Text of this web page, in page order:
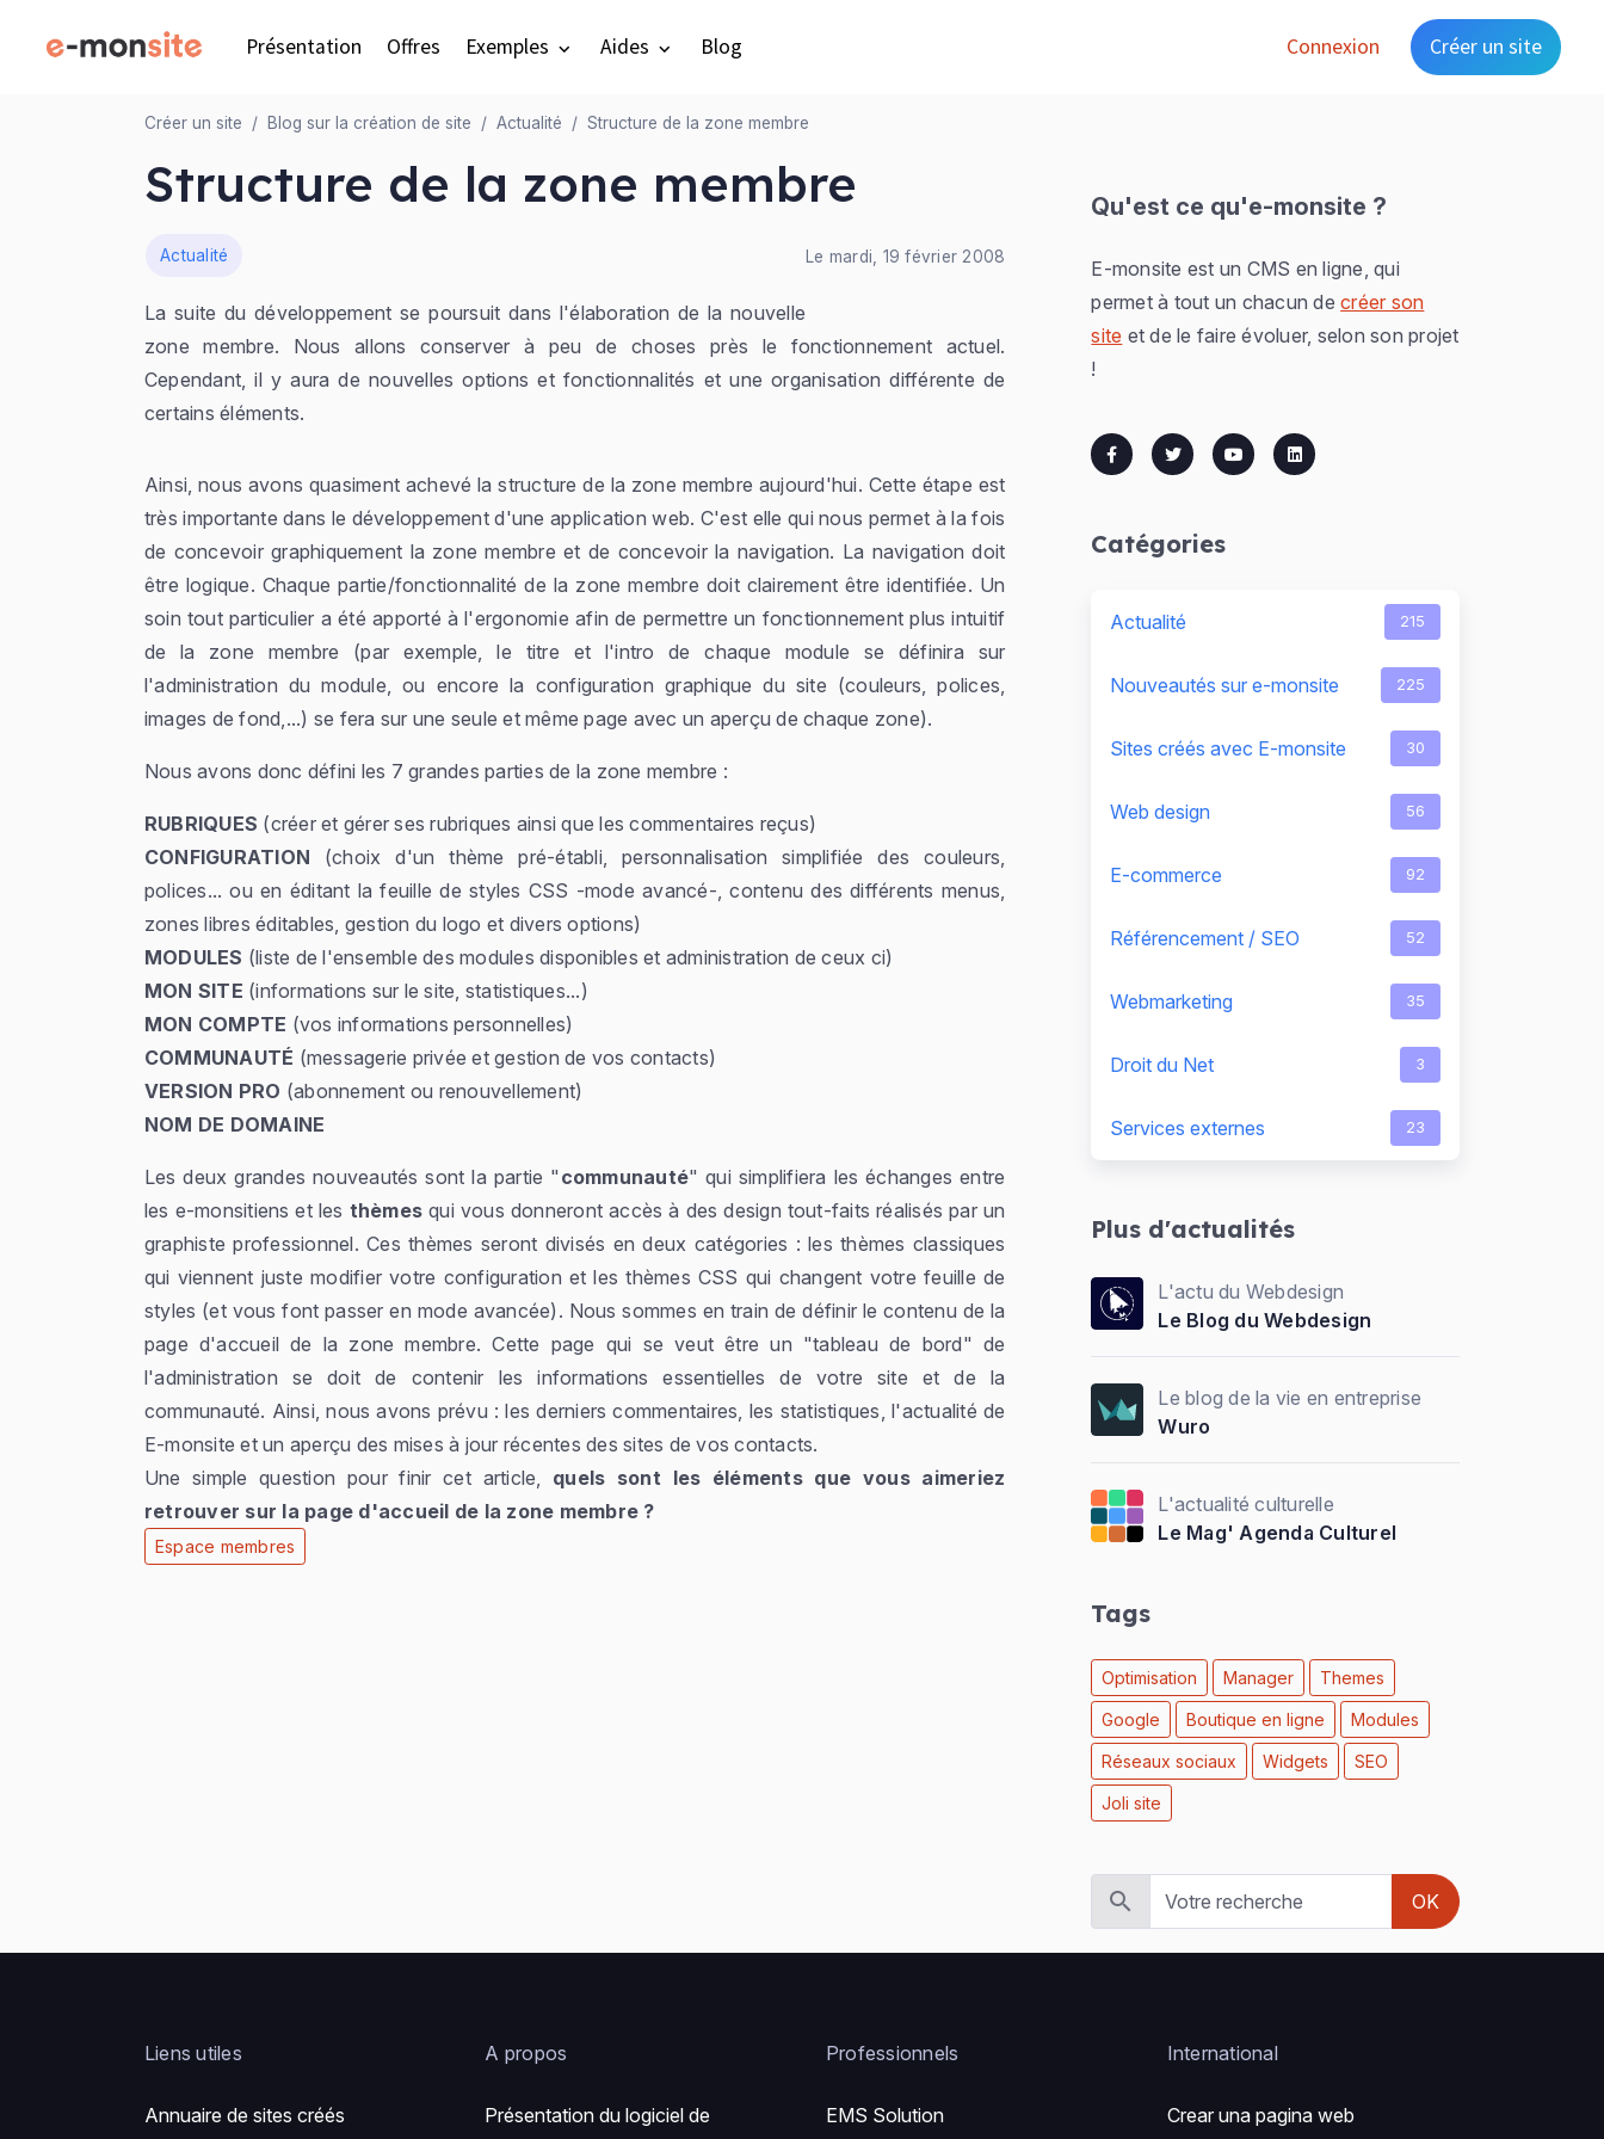
Présentation Offres Exemples Aides Blog Connexion Créer un site
Créer un site Blog sur la création de site Actualité Structure de la zone membre
Structure de la zone membre
Le mardi, 19 février 2008
Actualité
La suite du développement se poursuit dans l'élaboration de la nouvelle
zone membre. Nous allons conserver à peu de choses près le fonctionnement actuel.
Cependant, il y aura de nouvelles options et fonctionnalités et une organisation différente de
certains éléments.
Ainsi, nous avons quasiment achevé la structure de la zone membre aujourd'hui. Cette étape est
très importante dans le développement d'une application web. C'est elle qui nous permet à la fois
de concevoir graphiquement la zone membre et de concevoir la navigation. La navigation doit
être logique. Chaque partie/fonctionnalité de la zone membre doit clairement être identifiée. Un
soin tout particulier a été apporté à l'ergonomie afin de permettre un fonctionnement plus intuitif
de la zone membre (par exemple, le titre et l'intro de chaque module se définira sur
l'administration du module, ou encore la configuration graphique du site (couleurs, polices,
images de fond,...) se fera sur une seule et même page avec un aperçu de chaque zone).
Nous avons donc défini les 7 grandes parties de la zone membre :
RUBRIQUES (créer et gérer ses rubriques ainsi que les commentaires reçus)
CONFIGURATION (choix d'un thème pré-établi, personnalisation simplifiée des couleurs,
polices... ou en éditant la feuille de styles CSS -mode avancé-, contenu des différents menus,
zones libres éditables, gestion du logo et divers options)
MODULES (liste de l'ensemble des modules disponibles et administration de ceux ci)
MON SITE (informations sur le site, statistiques...)
MON COMPTE (vos informations personnelles)
COMMUNAUTÉ (messagerie privée et gestion de vos contacts)
VERSION PRO (abonnement ou renouvellement)
NOM DE DOMAINE
Les deux grandes nouveautés sont la partie " communauté" qui simplifiera les échanges entre
les e-monsitiens et les thèmes qui vous donneront accès à des design tout-faits réalisés par un
graphiste professionnel. Ces thèmes seront divisés en deux catégories : les thèmes classiques
qui viennent juste modifier votre configuration et les thèmes CSS qui changent votre feuille de
styles (et vous font passer en mode avancée). Nous sommes en train de définir le contenu de la
page d'accueil de la zone membre. Cette page qui se veut être un "tableau de bord" de
l'administration se doit de contenir les informations essentielles de votre site et de la
communauté. Ainsi, nous avons prévu : les derniers commentaires, les statistiques, l'actualité de
E-monsite et un aperçu des mises à jour récentes des sites de vos contacts.
Une simple question pour finir cet article, quels sont les éléments que vous aimeriez
retrouver sur la page d'accueil de la zone membre ?
Espace membres
Qu'est ce qu'e-monsite ?
E-monsite est un CMS en ligne, qui
permet à tout un chacun decréer son
site et de le faire évoluer, selon son projet
!
Catégories
Actualité 215
Nouveautés sur e-monsite 225
Sites créés avec E-monsite 30
Web design 56
E-commerce 92
Référencement / SEO 52
Webmarketing 35
Droit du Net 3
Services externes 23
Plus d'actualités
L'actu du Webdesign
Le Blog du Webdesign
Le blog de la vie en entreprise
Wuro
L'actualité culturelle
Le Mag' Agenda Culturel
Tags
Optimisation Manager Themes
Google Boutique en ligne Modules
Réseaux sociaux Widgets SEO
Joli site
OK
Liens utiles
Annuaire de sites créés
A propos
Présentation du logiciel de
Professionnels
EMS Solution
International
Crear una pagina web